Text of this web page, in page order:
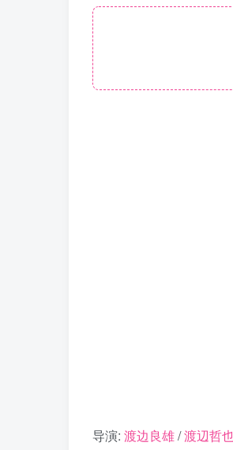
导演: 渡边良雄/渡辺哲